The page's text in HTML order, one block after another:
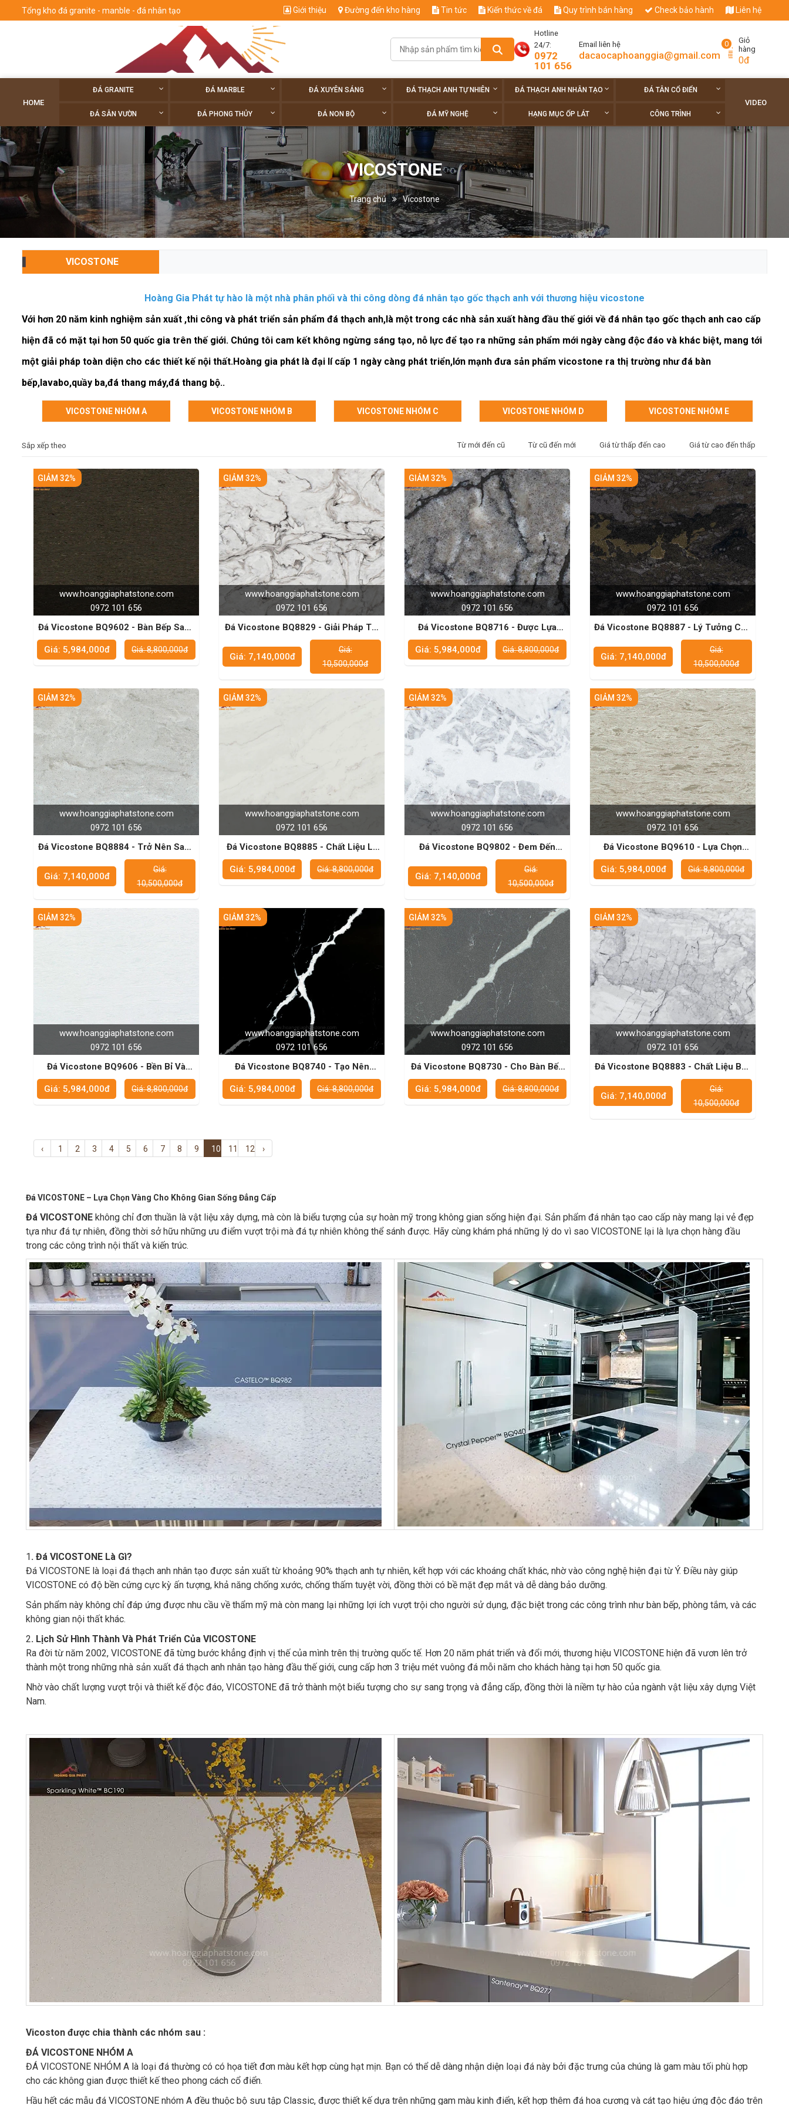
Tổng kho đá granite - manble - đá nhân tạo Giới thiệu Đường đến kho hàng Tin tức Kiến thức về đá Quy trình bán hàng Check bảo hành Liên hệ
Hotline
24/7:
0972
101 656
Email liên hệ
dacaocaphoanggia@gmail.com
0
Giỏ
hàng
0đ
HOME
ĐÁ GRANITE ĐÁ MARBLE ĐÁ XUYÊN SÁNG ĐÁ THẠCH ANH TỰ NHIÊN ĐÁ THẠCH ANH NHÂN TẠO ĐÁ TÂN CỔ ĐIỂN
ĐÁ SÂN VƯỜN ĐÁ PHONG THỦY ĐÁ NON BỘ ĐÁ MỸ NGHỆ HẠNG MỤC ỐP LÁT CÔNG TRÌNH
VIDEO
VICOSTONE
Trang chủ Vicostone
VICOSTONE
Hoàng Gia Phát tự hào là một nhà phân phối và thi công dòng đá nhân tạo gốc thạch anh với thương hiệu vicostone
Với hơn 20 năm kinh nghiệm sản xuất ,thi công và phát triển sản phẩm đá thạch anh,là một trong các nhà sản xuất hàng đầu thế giới về đá nhân tạo gốc thạch anh cao cấp
hiện đã có mặt tại hơn 50 quốc gia trên thế giới. Chúng tôi cam kết không ngừng sáng tạo, nỗ lực để tạo ra những sản phẩm mới ngày càng độc đáo và khác biệt, mang tới
một giải pháp toàn diện cho các thiết kế nội thất.Hoàng gia phát là đại lí cấp 1 ngày càng phát triển,lớn mạnh đưa sản phẩm vicostone ra thị trường nhưđá bàn
bếp,lavabo,quầy ba,đá thang máy,đá thang bộ..
VICOSTONE NHÓM A VICOSTONE NHÓM B VICOSTONE NHÓM C VICOSTONE NHÓM D VICOSTONE NHÓM E
Sắp xếp theo Từ mới đến cũ Từ cũ đến mới Giá từ thấp đến cao Giá từ cao đến thấp
www.hoanggiaphatstone.com
0972 101 656
GIẢM 32%
Đá Vicostone BQ9602 - Bàn Bếp Sang
Trọng Dành Cho Những Người Sành
Điệu
Giá: 5,984,000đ Giá: 8,800,000đ
www.hoanggiaphatstone.com
0972 101 656
GIẢM 32%
Đá Vicostone BQ8829 - Giải Pháp Tối
Ưu Cho Mặt Bàn Bếp Sang Trọng
Giá: 7,140,000đ
Giá:
10,500,000đ
www.hoanggiaphatstone.com
0972 101 656
GIẢM 32%
Đá Vicostone BQ8716 - Được Lựa
Chọn Của Các Kiến Trúc Sư
Giá: 5,984,000đ
Giá: 8,800,000đ
www.hoanggiaphatstone.com
0972 101 656
GIẢM 32%
Đá Vicostone BQ8887 - Lý Tưởng Cho
Những Người Thích Sự Tinh Tế
Giá: 7,140,000đ
Giá:
10,500,000đ
www.hoanggiaphatstone.com
0972 101 656
GIẢM 32%
Đá Vicostone BQ8884 - Trở Nên Sang
Trọng Và Lâu Dài
Giá: 7,140,000đ
Giá:
10,500,000đ
www.hoanggiaphatstone.com
0972 101 656
GIẢM 32%
Đá Vicostone BQ8885 - Chất Liệu Lý
Tưởng Cho Mặt Bàn Bếp Vượt Thời
Gian
Giá: 5,984,000đ Giá: 8,800,000đ
www.hoanggiaphatstone.com
0972 101 656
GIẢM 32%
Đá Vicostone BQ9802 - Đem Đến
Không Gian Bếp Sang Trọng, Lý
Tưởng
Giá: 7,140,000đ
Giá:
10,500,000đ
www.hoanggiaphatstone.com
0972 101 656
GIẢM 32%
Đá Vicostone BQ9610 - Lựa Chọn
Tuyệt Vời Cho Nội Thất Bếp
Giá: 5,984,000đ
Giá: 8,800,000đ
www.hoanggiaphatstone.com
0972 101 656
GIẢM 32%
Đá Vicostone BQ9606 - Bền Bỉ Và
Thẩm Mỹ Cho Mặt Bếp
Giá: 5,984,000đ
Giá: 8,800,000đ
www.hoanggiaphatstone.com
0972 101 656
GIẢM 32%
Đá Vicostone BQ8740 - Tạo Nên
Công Trình Bếp Đẹp Và Vững Chắc
Giá: 5,984,000đ
Giá: 8,800,000đ
www.hoanggiaphatstone.com
0972 101 656
GIẢM 32%
Đá Vicostone BQ8730 - Cho Bàn Bếp
Đẹp Lâu Dài
Giá: 5,984,000đ
Giá: 8,800,000đ
www.hoanggiaphatstone.com
0972 101 656
GIẢM 32%
Đá Vicostone BQ8883 - Chất Liệu Bền
Vững Cho Mặt Bàn Bếp
Giá: 7,140,000đ
Giá:
10,500,000đ
‹ 1 2 3 4 5 6 7 8 9 10 11 12 ›
Đá VICOSTONE – Lựa Chọn Vàng Cho Không Gian Sống Đẳng Cấp
Đá VICOSTONE không chỉ đơn thuần là vật liệu xây dựng, mà còn là biểu tượng của sự hoàn mỹ trong không gian sống hiện đại. Sản phẩm đá nhân tạo cao cấp này mang lại vẻ đẹp
tựa như đá tự nhiên, đồng thời sở hữu những ưu điểm vượt trội mà đá tự nhiên không thể sánh được. Hãy cùng khám phá những lý do vì sao VICOSTONE lại là lựa chọn hàng đầu
trong các công trình nội thất và kiến trúc.
1. Đá VICOSTONE Là Gì?
Đá VICOSTONE là loại đá thạch anh nhân tạo được sản xuất từ khoảng 90% thạch anh tự nhiên, kết hợp với các khoáng chất khác, nhờ vào công nghệ hiện đại từ Ý. Điều này giúp
VICOSTONE có độ bền cứng cực kỳ ấn tượng, khả năng chống xước, chống thấm tuyệt vời, đồng thời có bề mặt đẹp mắt và dễ dàng bảo dưỡng.
Sản phẩm này không chỉ đáp ứng được nhu cầu về thẩm mỹ mà còn mang lại những lợi ích vượt trội cho người sử dụng, đặc biệt trong các công trình như bàn bếp, phòng tắm, và các
không gian nội thất khác.
2. Lịch Sử Hình Thành Và Phát Triển Của VICOSTONE
Ra đời từ năm 2002, VICOSTONE đã từng bước khẳng định vị thế của mình trên thị trường quốc tế. Hơn 20 năm phát triển và đổi mới, thương hiệu VICOSTONE hiện đã vươn lên trở
thành một trong những nhà sản xuất đá thạch anh nhân tạo hàng đầu thế giới, cung cấp hơn 3 triệu mét vuông đá mỗi năm cho khách hàng tại hơn 50 quốc gia.
Nhờ vào chất lượng vượt trội và thiết kế độc đáo, VICOSTONE đã trở thành một biểu tượng cho sự sang trọng và đẳng cấp, đồng thời là niềm tự hào của ngành vật liệu xây dựng Việt
Nam.
Vicoston được chia thành các nhóm sau :
ĐÁ VICOSTONE NHÓM A
ĐÁ VICOSTONE NHÓM A là loại đá thường có có họa tiết đơn màu kết hợp cùng hạt mịn. Bạn có thể dễ dàng nhận diện loại đá này bởi đặc trưng của chúng là gam màu tối phù hợp
cho các không gian được thiết kế theo phong cách cổ điển.
Hầu hết các mẫu đá VICOSTONE nhóm A đều thuộc bộ sưu tập Classic, được thiết kế dựa trên những gam màu kinh điển, kết hợp thêm đá hoa cương và cát tạo hiệu ứng độc đáo trên